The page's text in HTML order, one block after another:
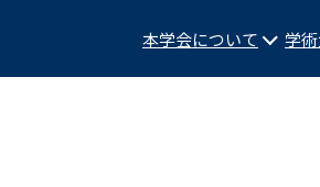
本学会について 学